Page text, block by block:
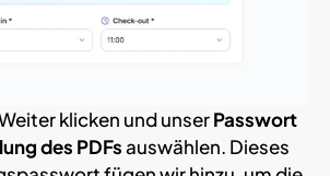
klicken und unserPasswort
des PDFsauswählen. Dieses